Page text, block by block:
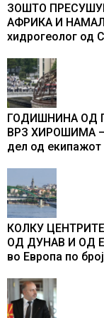
ЗОШТО
АФРИКА И
хидрогеолог од
ГОДИШНИНА ОД
ВРЗ ХИРОШИМА
дел од екипажот
промени текот на
КОЛКУ
ОД ДУНАВ И ОД
во Европа по